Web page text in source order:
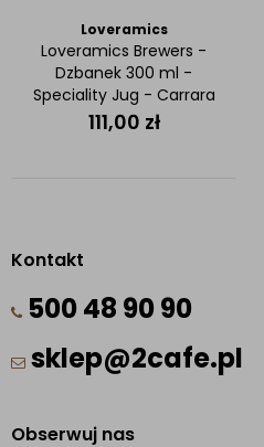
Loveramics
Loveramics Brewers -
Dzbanek 300 ml -
Speciality Jug - Carrara
111,00 zł
Kontakt
500 48 90 90
sklep@2cafe.pl
Obserwuj nas